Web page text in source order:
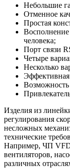
Небольшие
Отменное
Простая
Восполнение
человека;
Порт связи
Четыре
Несколько
Возможность
Изделия из
регулирования
несложных
технические
Например, ЧП
вентиляторов,
различных